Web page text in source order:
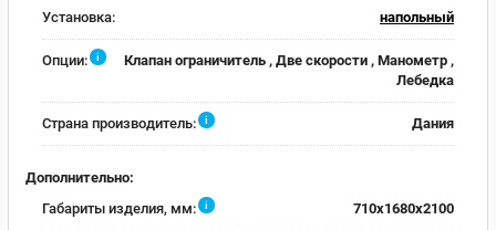
Установка: напольный
Опции: i
Клапан ограничитель , Две скорости , Манометр ,
Лебедка
Страна производитель: i Дания
Дополнительно:
Габариты изделия, мм:
i 710x1680x2100